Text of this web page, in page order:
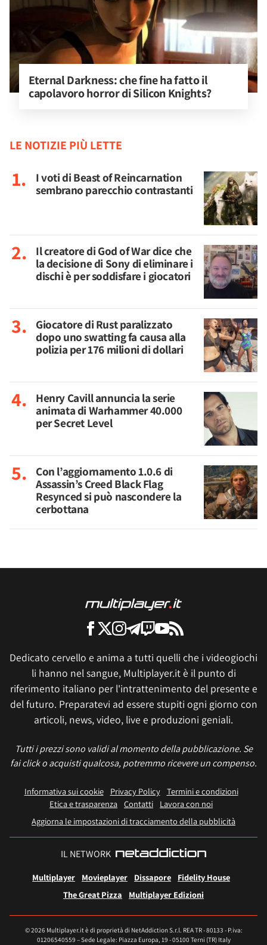
Eternal Darkness: che fine ha fatto il
capolavoro horror di Silicon Knights?
LE NOTIZIE PIÙ LETTE
I voti di Beast of Reincarnation
sembrano parecchio contrastanti
Il creatore di God of War dice che
la decisione di Sony di eliminare i
dischi è per soddisfare i giocatori
Giocatore di Rust paralizzato
dopo uno swatting fa causa alla
polizia per 176 milioni di dollari
Henry Cavill annuncia la serie
animata di Warhammer 40.000
per Secret Level
Con l’aggiornamento 1.0.6 di
Assassin’s Creed Black Flag
Resynced si può nascondere la
cerbottana
Dedicato cervello e anima a tutti quelli che i videogiochi
li hanno nel sangue, Multiplayer.it è il punto di
riferimento italiano per l'intrattenimento del presente e
del futuro. Preparatevi ad essere stupiti ogni giorno con
articoli, news, video, live e produzioni geniali.
Tutti i prezzi sono validi al momento della pubblicazione. Se
fai click o acquisti qualcosa, potremmo ricevere un compenso.
Informativa sui cookie Privacy Policy
Termini e condizioni
Etica e trasparenza Contatti
Lavora con noi
Aggiorna le impostazioni di tracciamento della pubblicità
IL NETWORK
Multiplayer Movieplayer Dissapore
Fidelity House
The Great Pizza
Multiplayer Edizioni
© 2026 Multiplayer.it è di proprietà di NetAddiction S.r.l. REA TR - 80133 - P.iva:
01206540559 – Sede Legale: Piazza Europa, 19 - 05100 Terni (TR) Italy